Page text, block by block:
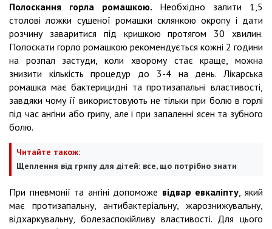
Полоскання горла ромашкою. Необхідно залити 1,5
столові ложки сушеної ромашки склянкою окропу і дати
розчину заваритися під кришкою протягом 30 хвилин.
Полоскати горло ромашкою рекомендується кожні 2 години
на розпал застуди, коли хворому стає краще, можна
знизити кількість процедур до 3-4 на день. Лікарська
ромашка має бактерицидні та протизапальні властивості,
завдяки чому її використовують не тільки при болю в горлі
під час ангіни або грипу, але і при запаленні ясен та зубного
болю.
Читайте також:
Щеплення від грипу для дітей: все, що потрібно знати
При пневмонії та ангіні допоможе відвар евкаліпту, який
має протизапальну, антибактеріальну, жарознижувальну,
відхаркувальну, болезаспокійливу властивості. Для цього